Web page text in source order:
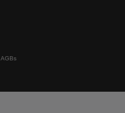
AGBs